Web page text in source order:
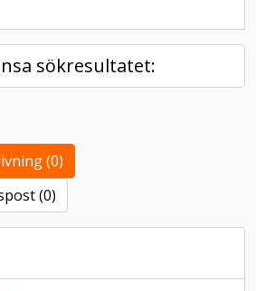
sökresultatet:
(0)
(0)